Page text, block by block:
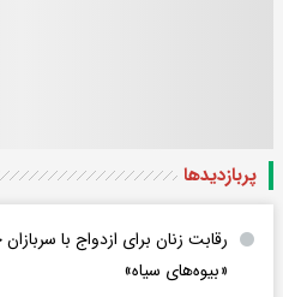
پربازدید‌ها
رقابت زنان برای ازدواج با
«بیوه‌های سیاه»